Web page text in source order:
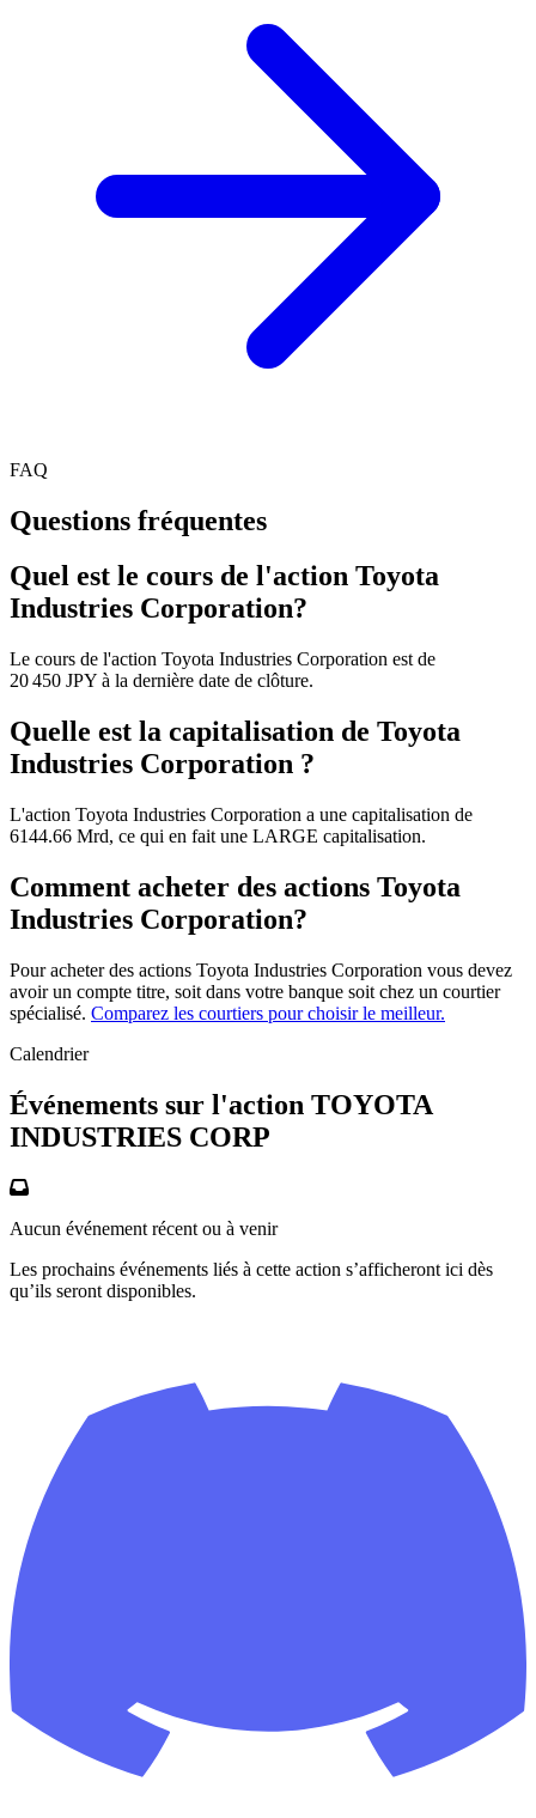
FAQ
Questions fréquentes
Quel est le cours de l'action Toyota
Industries Corporation?
Le cours de l'action Toyota Industries Corporation est de
20 450 JPY à la dernière date de clôture.
Quelle est la capitalisation de Toyota
Industries Corporation ?
L'action Toyota Industries Corporation a une capitalisation de
6144.66 Mrd, ce qui en fait une LARGE capitalisation.
Comment acheter des actions Toyota
Industries Corporation?
Pour acheter des actions Toyota Industries Corporation vous devez
avoir un compte titre, soit dans votre banque soit chez un courtier
spécialisé. Comparez les courtiers pour choisir le meilleur.
Calendrier
Événements sur l'action TOYOTA
INDUSTRIES CORP
Aucun événement récent ou à venir
Les prochains événements liés à cette action s’afficheront ici dès
qu’ils seront disponibles.